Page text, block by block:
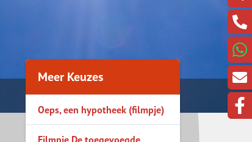
van je
2021
Meer Keuzes
Oeps, een hypotheek (filmpje)
Filmpje De toegevoegde